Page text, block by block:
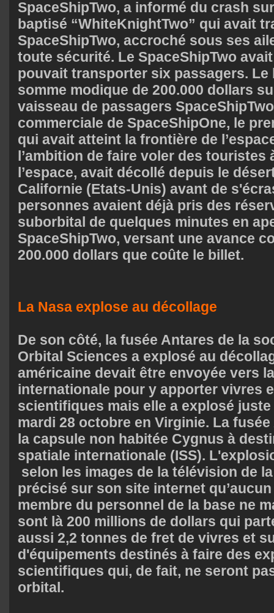
SpaceShipTwo, a informé du crash
baptisé “WhiteKnightTwo” qui avait
SpaceShipTwo, accroché sous ses
toute sécurité. Le SpaceShipTwo
pouvait transporter six passagers.
somme modique de 200.000 dollars
vaisseau de passagers
commerciale de SpaceShipOne, le
qui avait atteint la frontière de
l’ambition de faire voler des touristes
l’espace, avait décollé depuis le
Californie (Etats-Unis) avant de
personnes avaient déjà pris des
suborbital de quelques minutes en
SpaceShipTwo, versant une avance
200.000 dollars que coûte le billet.
La Nasa explose au décollage
De son côté, la fusée Antares de la
Orbital Sciences a explosé au
américaine devait être envoyée vers
internationale pour y apporter vivres
scientifiques mais elle a explosé
mardi 28 octobre en Virginie. La
la capsule non habitée Cygnus à
spatiale internationale (ISS).
selon les images de la télévision de
précisé sur son site internet
membre du personnel de la base ne
sont là 200 millions de dollars qui
aussi 2,2 tonnes de fret de vivres et
d'équipements destinés à faire des
scientifiques qui, de fait, ne seront
orbital.